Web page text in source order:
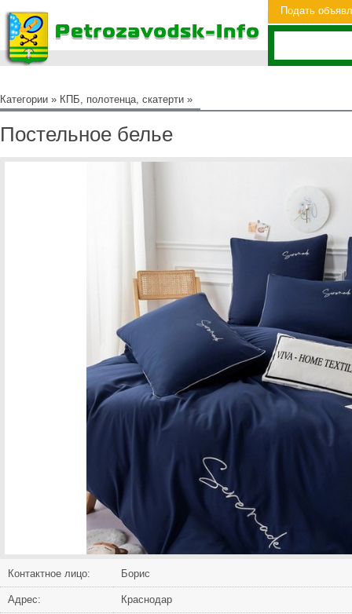
Подать
Категории » КПБ, полотенца, скатерти »
Постельное белье
Контактное лицо: Борис
Адрес: Краснодар